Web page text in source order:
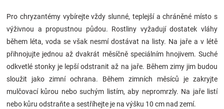
Přihlášení
Pro chryzantémy vybírejte vždy slunné, teplejší a chráněné místo s
výživnou a propustnou půdou. Rostliny vyžadují dostatek vláhy
během léta, voda se však nesmí dostávat na listy. Na jaře a v létě
přihnojujte jednou až dvakrát měsíčně speciálním hnojivem. Suché
odkvetlé stonky je lepší odstranit až na jaře. Během zimy jim budou
sloužit jako zimní ochrana. Během zimních měsíců je zakryjte
mulčovací kůrou nebo suchým listím, aby nepromrzly. Na jaře listí
nebo kůru odstraňte a sestříhejte je na výšku 10 cm nad zemí.